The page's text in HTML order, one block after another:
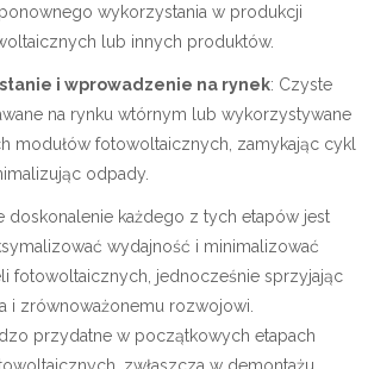
wykorzystania w produkcji
lub innych produktów.
i wprowadzenie na rynek: Czyste
na rynku wtórnym lub wykorzystywane
modułów fotowoltaicznych, zamykając cykl
odpady.
doskonalenie każdego z tych etapów jest
wydajność i minimalizować
fotowoltaicznych, jednocześnie sprzyjając
i zrównoważonemu rozwojowi.
przydatne w początkowych etapach